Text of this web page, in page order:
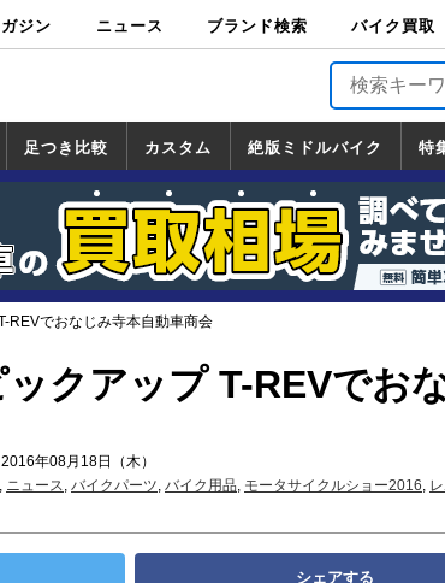
ジン ニュース ブランド検索 バイク買取
バイク買取
足つき比較 カスタム
カスタム
一覧
ホンダ
ヤマハ
スズキ
カワサキ
絶版ミドルバイク
絶版ミドルバイク
一覧
ホンダ
ヤマハ
スズキ
カワサキ
特
道の駅調査隊
ツーリング情報局
日本の道50選
国道めぐり
林道ツーリング
REVでおなじみ寺本自動車商会
クアップ T-REVでお
年08月18日（木）
, ニュース, バイクパーツ, バイク用品, モータサイクルショー2016,
シェアする